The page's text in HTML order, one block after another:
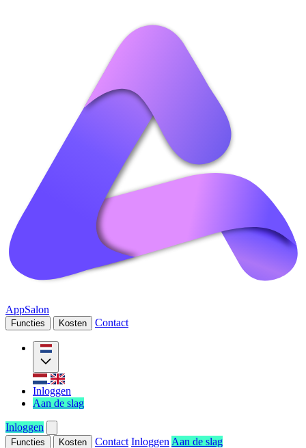
AppSalon
Functies Kosten Contact
Inloggen
Aan de slag
Inloggen
Functies Kosten Contact Inloggen Aan de slag